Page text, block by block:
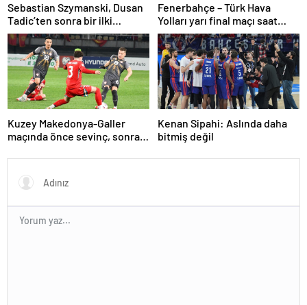
Sebastian Szymanski, Dusan
Tadic’ten sonra bir ilki
gerçekleştirecek
Fenerbahçe – Türk Hava
Yolları yarı final maçı saat
kaçta, hangi kanalda? Kupa
Voley dörtlü final heyecanı!
Kuzey Makedonya-Galler
maçında önce sevinç, sonra
Kenan Sipahi: Aslında daha
bitmiş değil